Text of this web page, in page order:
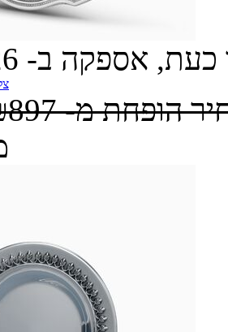
אספקה ב- 21/12/2026
הופחת מ-